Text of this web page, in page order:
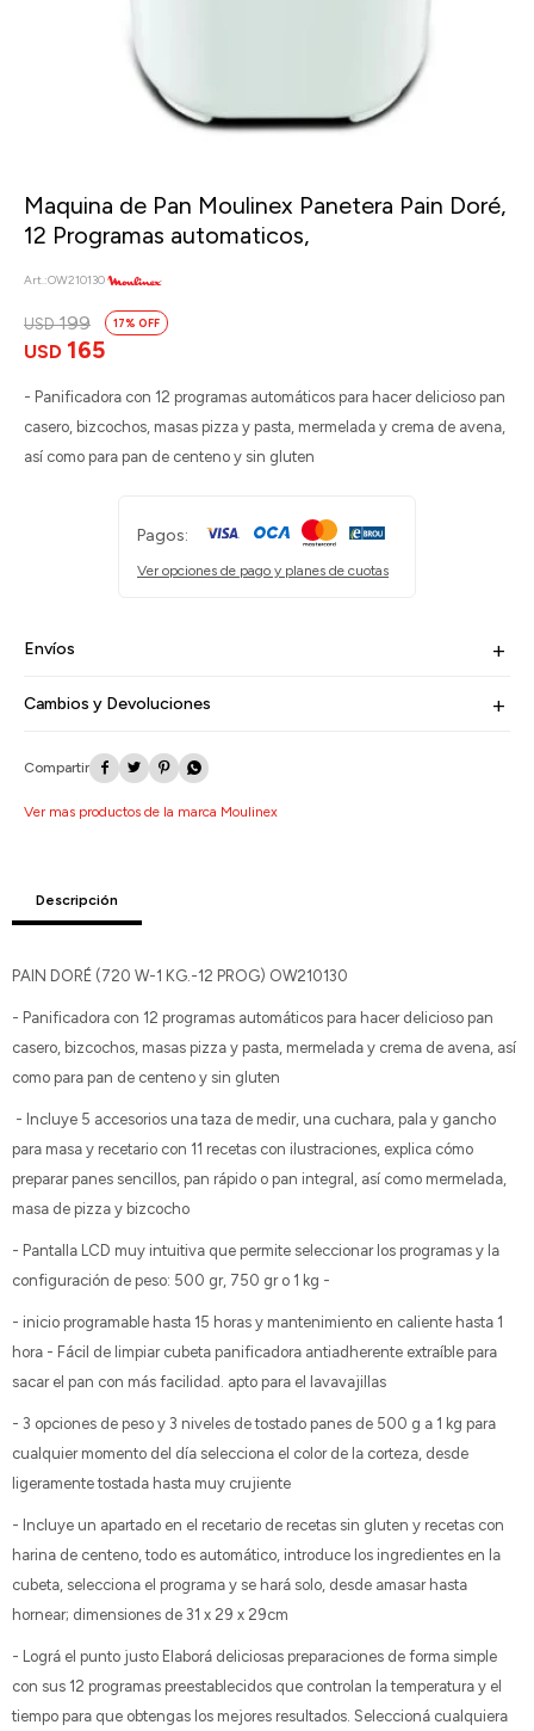
Maquina de Pan Moulinex Panetera Pain Doré,
12 Programas automaticos,
OW210130
USD 165
USD 199 17
- Panificadora con 12 programas automáticos para hacer delicioso pan
casero, bizcochos, masas pizza y pasta, mermelada y crema de avena,
así como para pan de centeno y sin gluten
Pagos:
Ver opciones de pago y planes de cuotas
Envíos
Cambios y Devoluciones
   
Ver mas productos de la marca Moulinex
Descripción
PAIN DORÉ (720 W-1 KG.-12 PROG) OW210130
- Panificadora con 12 programas automáticos para hacer delicioso pan
casero, bizcochos, masas pizza y pasta, mermelada y crema de avena, así
como para pan de centeno y sin gluten
- Incluye 5 accesorios una taza de medir, una cuchara, pala y gancho
para masa y recetario con 11 recetas con ilustraciones, explica cómo
preparar panes sencillos, pan rápido o pan integral, así como mermelada,
masa de pizza y bizcocho
- Pantalla LCD muy intuitiva que permite seleccionar los programas y la
configuración de peso: 500 gr, 750 gr o 1 kg -
- inicio programable hasta 15 horas y mantenimiento en caliente hasta 1
hora - Fácil de limpiar cubeta panificadora antiadherente extraíble para
sacar el pan con más facilidad. apto para el lavavajillas
- 3 opciones de peso y 3 niveles de tostado panes de 500 g a 1 kg para
cualquier momento del día selecciona el color de la corteza, desde
ligeramente tostada hasta muy crujiente
- Incluye un apartado en el recetario de recetas sin gluten y recetas con
harina de centeno, todo es automático, introduce los ingredientes en la
cubeta, selecciona el programa y se hará solo, desde amasar hasta
hornear; dimensiones de 31 x 29 x 29cm
- Lográ el punto justo Elaborá deliciosas preparaciones de forma simple
con sus 12 programas preestablecidos que controlan la temperatura y el
tiempo para que obtengas los mejores resultados. Seleccioná cualquiera